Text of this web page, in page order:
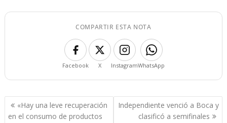
COMPARTIR ESTA NOTA
Facebook X InstagramWhatsApp
Navegación
de
«Hay una leve recuperación
en el consumo de productos
Independiente venció a Boca y
clasificó a semifinales